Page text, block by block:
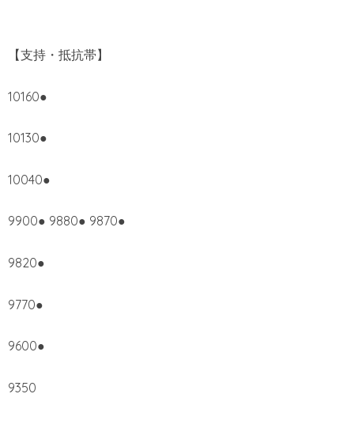
【支持・抵抗帯】
10160●
10130●
10040●
9900● 9880● 9870●
9820●
9770●
9600●
9350